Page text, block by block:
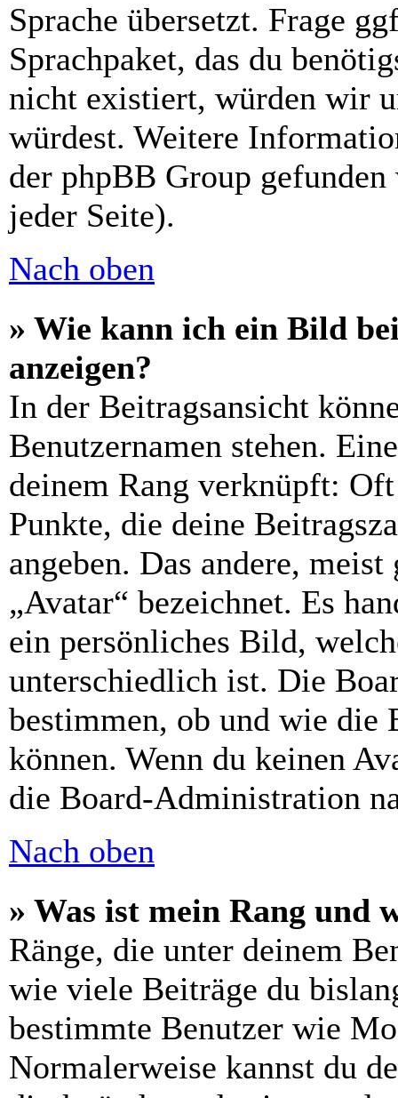
Sprache übersetzt. Frage
Sprachpaket, das du
nicht existiert, würden wir
würdest. Weitere
der phpBB Group
jeder Seite).
Nach oben
» Wie kann ich ein Bild
anzeigen?
In der Beitragsansicht
Benutzernamen stehen.
deinem Rang verknüpft:
Punkte, die deine
angeben. Das andere,
„Avatar“ bezeichnet. Es
ein persönliches Bild,
unterschiedlich ist. Die
bestimmen, ob und wie die
können. Wenn du keinen
die Board-Administration
Nach oben
» Was ist mein Rang und
Ränge, die unter deinem
wie viele Beiträge du
bestimmte Benutzer wie
Normalerweise kannst du